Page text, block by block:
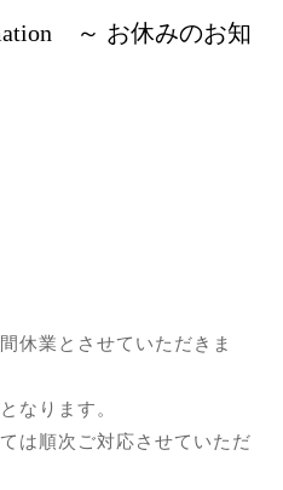
～ お休みのお知
休業とさせていただきま
ります。
は順次ご対応させていただ